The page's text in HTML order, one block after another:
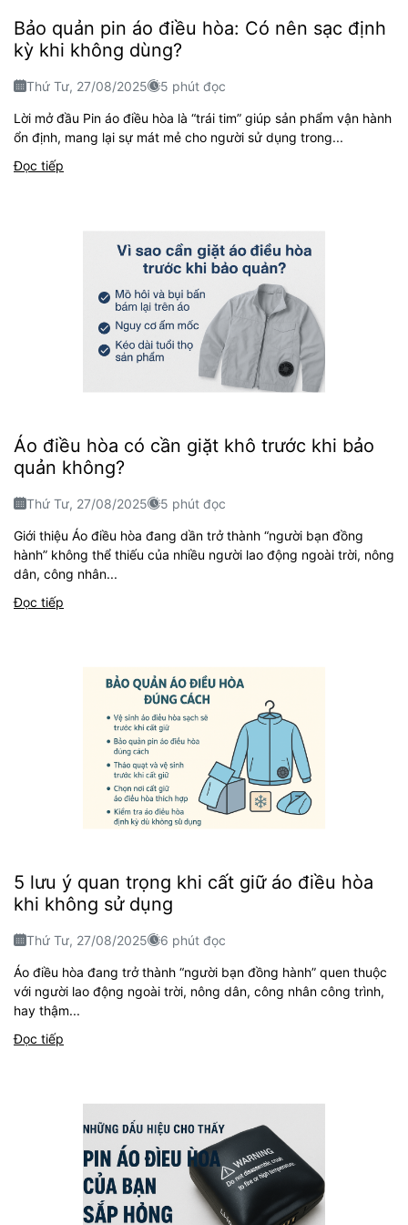
Bảo quản pin áo điều hòa: Có nên sạc định
kỳ khi không dùng?
Thứ Tư, 27/08/2025 5 phút đọc
Lời mở đầu Pin áo điều hòa là “trái tim” giúp sản phẩm vận hành
ổn định, mang lại sự mát mẻ cho người sử dụng trong...
Đọc tiếp
Áo điều hòa có cần giặt khô trước khi bảo
quản không?
Thứ Tư, 27/08/2025 5 phút đọc
Giới thiệu Áo điều hòa đang dần trở thành “người bạn đồng
hành” không thể thiếu của nhiều người lao động ngoài trời, nông
dân, công nhân...
Đọc tiếp
5 lưu ý quan trọng khi cất giữ áo điều hòa
khi không sử dụng
Thứ Tư, 27/08/2025 6 phút đọc
Áo điều hòa đang trở thành “người bạn đồng hành” quen thuộc
với người lao động ngoài trời, nông dân, công nhân công trình,
hay thậm...
Đọc tiếp